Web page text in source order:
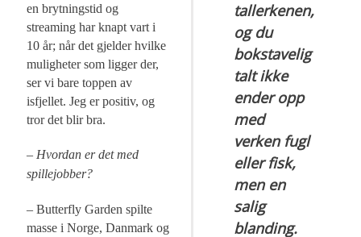
tallerkenen,
og du
bokstavelig
talt ikke
ender opp
med
verken fugl
eller fisk,
men en
salig
blanding.
en brytningstid og
streaming har knapt vart i
10 år; når det gjelder hvilke
muligheter som ligger der,
ser vi bare toppen av
isfjellet. Jeg er positiv, og
tror det blir bra.
– Hvordan er det med
spillejobber?
– Butterfly Garden spilte
masse i Norge, Danmark og